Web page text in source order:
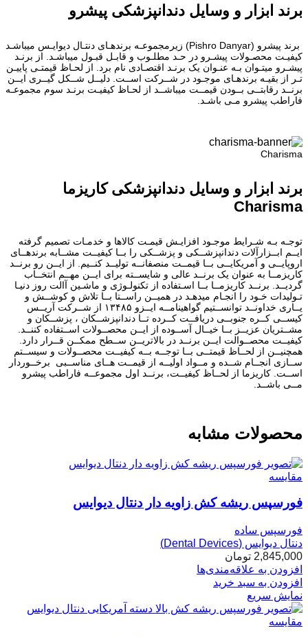
برند ابزار و وسایل دندانپزشکی پیشرو
برند پیشرو (Pishro Danyar) زیرمجموعـه برندهـای دنتـال دیوایـس میباشـد
کیفیـت محصـولات پیشـرو در حـد مطلـوب و قابـل قبـول میباشـد. از برنـد
پیشـرو میتـوان بـه عنـوان یک برنـد اقتصـادی نام برد. از لحـاظ قیمتـی پاییـن
تـر از بقیـه برندهـای موجـود در شــرکت اســت. دلیــل شــکل گیــری ایــن
برنــد رقابتــی بــودن قیمــت میباشــد از لحـاظ کیفیـت برنـد سوم مجموعـه
فاراطب پیشرو مـی باشـد.
Charisma
برند ابزار و وسایل دندانپزشکی کاریزما
Charisma
توجـه بـه شـرایط موجـود افزایـش قیمـت کالاها و خدمـات تصمیم گرفته
ایــم ابــزارآلات دندانپزشــکی و پزشــکی را بــا کیفیــت مشــابه برندهــای
اروپایــی و آمریکایــی بــا قیمــت منصفانــه تولیــد کنــیم. از ایــن رو برنــد
کاریزمــا به عنوان یک برنــد عالی و شایســته برای ایــن مهــم انتخــاب
گردیــد. برنــد کاریزمــا بــا اسـتفاده از تکنولـوژی و ماشـین آالت روز دنیـا
تـولیدات خـود را انجـام میدهـد در همیــن راســتا بــا تلاش و کوشــش و
یــاری خداونــد توانســتیم گواهینامــه ایــزو ۱۳۴۸۵ از شــرکت آریــس
کیســی کــره جنوبــی دریافــت کــرده تــا دندانپزشــکان ، پزشــکان و
مشــتریان عزیــز بــا خیــال آســوده از ایــن محصــولات اســتفاده کننــد.
کیفیــت محصــوالت ایــن برنــد در بالاتریــن ســطح ممکــن قــرار دارد.
همچنیــن از لحــاظ قیمتــی بــا توجــه بــه کیفیــت محصــولات و سیســتم
ســازی انجــام شــده و مــواد اولیــه از قیمــت هــای مناســبی برخــوردار
اســت. کاریزما از لحــاظ کیفیــت، برنــد اول مجموعــه فاراطب پیشرو
مــی باشــد.
محصولات مشابه
مقایسه
فورسپس ریشه کش زاویه دار دنتال دیوایس
فورسپس ساده
دنتال دیوایس (Dental Devices)
2,845,000 تومان
افزودن به علاقه‌مندی‌ها
افزودن به سبد خرید
نمایش سریع
مقایسه